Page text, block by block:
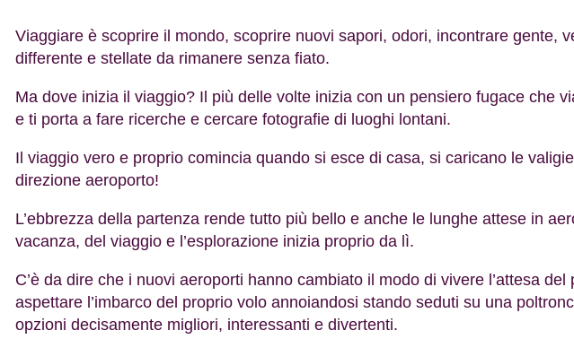
Viaggiare è scoprire il mondo, scoprire nuovi sapori, odori, incontrare gente,
differente e stellate da rimanere senza fiato.
Ma dove inizia il viaggio? Il più delle volte inizia con un pensiero fugace che
e ti porta a fare ricerche e cercare fotografie di luoghi lontani.
Il viaggio vero e proprio comincia quando si esce di casa, si caricano le
direzione aeroporto!
L’ebbrezza della partenza rende tutto più bello e anche le lunghe attese in
vacanza, del viaggio e l’esplorazione inizia proprio da lì.
C’è da dire che i nuovi aeroporti hanno cambiato il modo di vivere l’attesa
aspettare l’imbarco del proprio volo annoiandosi stando seduti su una
opzioni decisamente migliori, interessanti e divertenti.